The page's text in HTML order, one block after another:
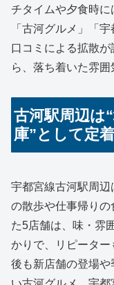
チタイムや夕食時
「古河グルメ」「
口コミによる拡散
ら、落ち着いた雰囲
古河駅周辺は
庫”として定
宇都宮線古河駅周
の散歩や仕事帰り
た5店舗は、味・雰
かりで、リピータ
後も新店舗の登場